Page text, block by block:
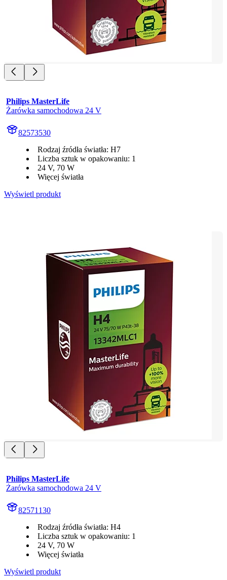
Philips MasterLife
Żarówka samochodowa 24 V
82573530
Rodzaj źródła światła: H7
Liczba sztuk w opakowaniu: 1
24 V, 70 W
Więcej światła
Wyświetl produkt
Philips MasterLife
Żarówka samochodowa 24 V
82571130
Rodzaj źródła światła: H4
Liczba sztuk w opakowaniu: 1
24 V, 70 W
Więcej światła
Wyświetl produkt